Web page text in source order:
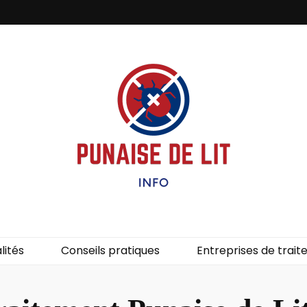
Conseils pratiques Entreprises de